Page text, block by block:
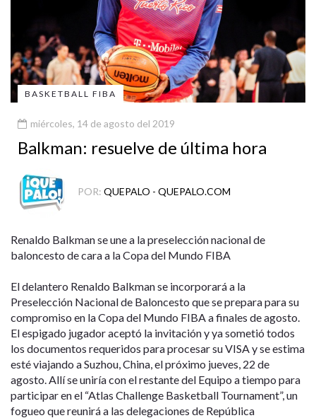
BASKETBALL FIBA
miércoles, 14 de agosto del 2019
Balkman: resuelve de última hora
POR: QUEPALO - QUEPALO.COM
Renaldo Balkman se une a la preselección nacional de
baloncesto de cara a la Copa del Mundo FIBA
El delantero Renaldo Balkman se incorporará a la
Preselección Nacional de Baloncesto que se prepara para su
compromiso en la Copa del Mundo FIBA a finales de agosto.
El espigado jugador aceptó la invitación y ya sometió todos
los documentos requeridos para procesar su VISA y se estima
esté viajando a Suzhou, China, el próximo jueves, 22 de
agosto. Allí se uniría con el restante del Equipo a tiempo para
participar en el “Atlas Challenge Basketball Tournament”, un
fogueo que reunirá a las delegaciones de República